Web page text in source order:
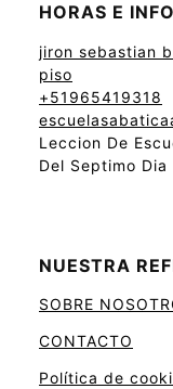
HORAS E
jiron sebastian
piso
+51965419318
Leccion De
Del Septimo Dia
NUESTRA
SOBRE
CONTACTO
Política de